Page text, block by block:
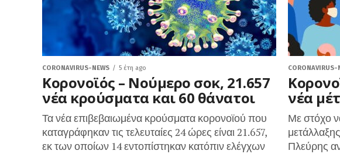
CORONAVIRUS-NEWS 5 έτη ago
Κορονοϊός – Νούμερο σοκ, 21.657
νέα κρούσματα και 60 θάνατοι
Τα νέα επιβεβαιωμένα κρούσματα κορονοϊού που
καταγράφηκαν τις τελευταίες 24 ώρες είναι 21.657,
εκ των οποίων 14 εντοπίστηκαν κατόπιν ελέγχων
CORONAVIRUS-
νέα
Με στόχο
Πλεύρης